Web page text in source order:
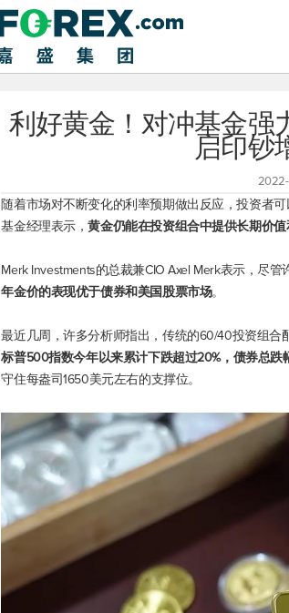
利好黄金！对冲基金强
启印钞
2022-
随着市场对不断变化的利率预期做出反应，投资者
基金经理表示，黄金仍能在投资组合中提供长期价
Merk Investments的总裁兼CIO Axel Merk表示，尽
年金价的表现优于债券和美国股票市场。
最近几周，许多分析师指出，传统的60/40投资组合
标普500指数今年以来累计下跌超过20%，债券总跌
守住每盎司1650美元左右的支撑位。